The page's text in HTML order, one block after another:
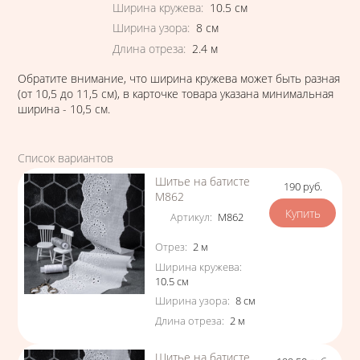
Ширина кружева: 10.5 см
Ширина узора: 8 см
Длина отреза: 2.4 м
Обратите внимание, что ширина кружева может быть разная
(от 10,5 до 11,5 см), в карточке товара указана минимальная
ширина - 10,5 см.
Список вариантов
Шитье на батисте
М862
Артикул: М862
Характеристики
Отрез: 2 м
Ширина кружева:
10.5см
Ширина узора: 8см
Длина отреза: 2 м
Цена
190 руб.